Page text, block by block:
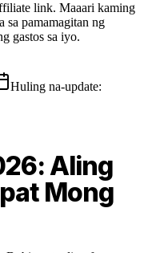
link. Maaari kaming
sa pamamagitan ng
gastos sa iyo.
Huling na-update:
Aling
Mong